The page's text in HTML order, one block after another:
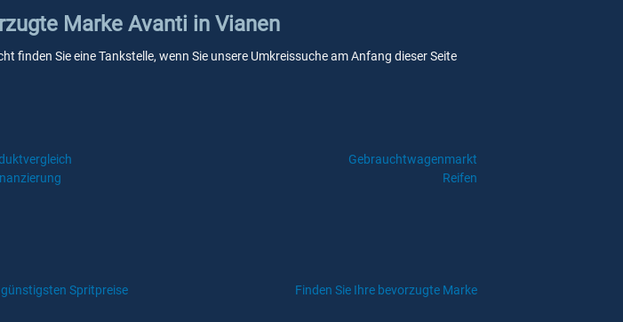
Marke Avanti in Vianen
finden Sie eine Tankstelle, wenn Sie unsere Umkreissuche am Anfang dieser Seite
Gebrauchtwagenmarkt
Reifen
günstigsten Spritpreise Finden Sie Ihre bevorzugte Marke